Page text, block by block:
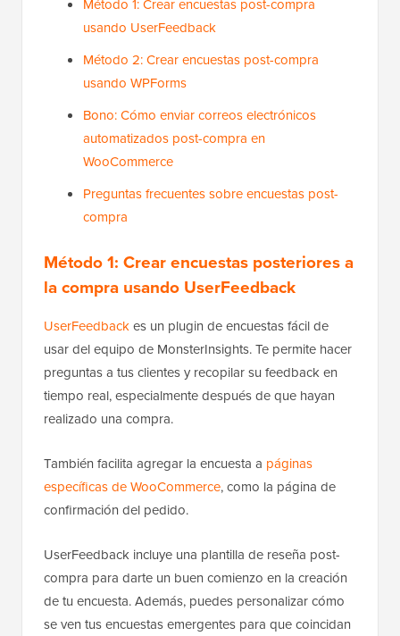
Método 1: Crear encuestas post-compra
usando UserFeedback
Método 2: Crear encuestas post-compra
usando WPForms
Bono: Cómo enviar correos electrónicos
automatizados post-compra en
WooCommerce
Preguntas frecuentes sobre encuestas post-
compra
Método 1: Crear encuestas posteriores a
la compra usando UserFeedback
UserFeedbackes un plugin de encuestas fácil de
usar del equipo de MonsterInsights. Te permite hacer
preguntas a tus clientes y recopilar su feedback en
tiempo real, especialmente después de que hayan
realizado una compra.
También facilita agregar la encuesta a páginas
específicas de WooCommerce, como la página de
confirmación del pedido.
UserFeedback incluye una plantilla de reseña post-
compra para darte un buen comienzo en la creación
de tu encuesta. Además, puedes personalizar cómo
se ven tus encuestas emergentes para que coincidan